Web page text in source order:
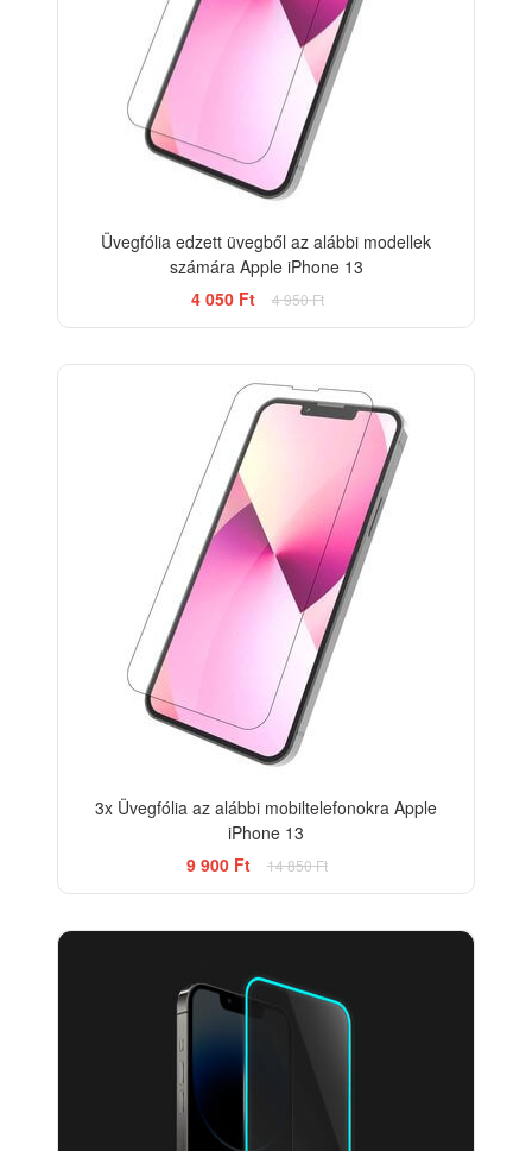
Üvegfólia edzett üvegből az alábbi modellek
számára Apple iPhone 13
4 050 Ft
4 950 Ft
3x Üvegfólia az alábbi mobiltelefonokra Apple
iPhone 13
9 900 Ft
14 850 Ft